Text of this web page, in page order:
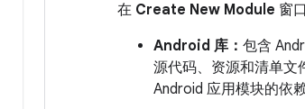
在 Create New Module 窗
Android 库： 包含
源代码、资源和清单文
Android 应用模块的依赖